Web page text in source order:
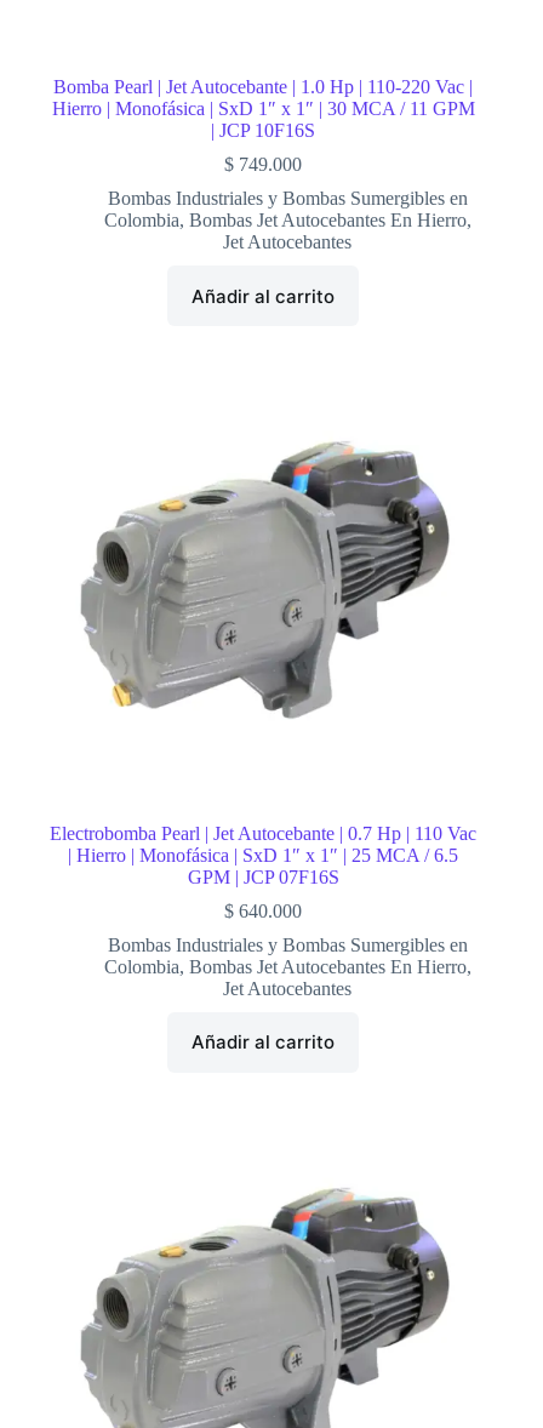
Bomba Pearl | Jet Autocebante | 1.0 Hp | 110-220 Vac |
Hierro | Monofásica | SxD 1″ x 1″ | 30 MCA / 11 GPM
| JCP 10F16S
$ 749.000
Bombas Industriales y Bombas Sumergibles en
Colombia, Bombas Jet Autocebantes En Hierro,
Jet Autocebantes
Añadir al carrito
Electrobomba Pearl | Jet Autocebante | 0.7 Hp | 110 Vac
| Hierro | Monofásica | SxD 1″ x 1″ | 25 MCA / 6.5
GPM | JCP 07F16S
$ 640.000
Bombas Industriales y Bombas Sumergibles en
Colombia, Bombas Jet Autocebantes En Hierro,
Jet Autocebantes
Añadir al carrito